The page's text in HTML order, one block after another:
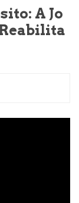
A Jo